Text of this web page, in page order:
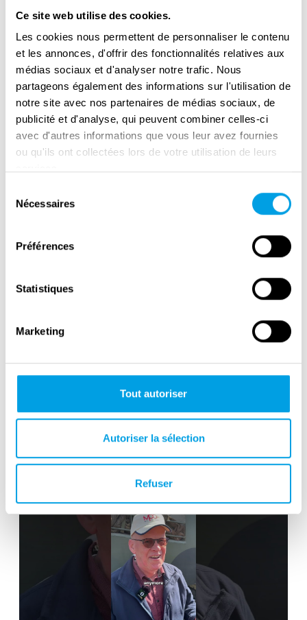
Ce site web utilise des cookies.
Les cookies nous permettent de personnaliser le contenu
et les annonces, d'offrir des fonctionnalités relatives aux
médias sociaux et d'analyser notre trafic. Nous
partageons également des informations sur l'utilisation de
notre site avec nos partenaires de médias sociaux, de
publicité et d'analyse, qui peuvent combiner celles-ci
avec d'autres informations que vous leur avez fournies
ou qu'ils ont collectées lors de votre utilisation de leurs
Nécessaires
Préférences
Statistiques
Marketing
Tout autoriser
Autoriser la sélection
Refuser
Victory in Europe Day : May 8, 1945